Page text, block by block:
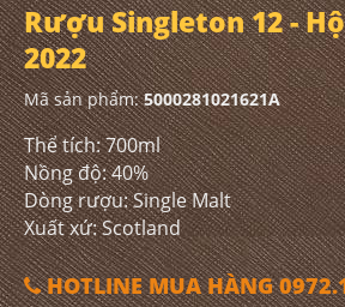
Rượu Singleton 12 -
2022
Mã sản phẩm:5000281021621A
Thể tích: 700ml
Nồng độ: 40%
Dòng rượu: Single Malt
Xuất xứ: Scotland
HOTLINE MUA HÀNG